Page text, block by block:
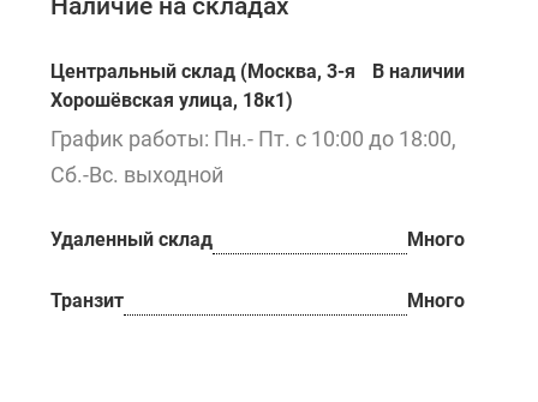
Наличие на складах
Центральный склад (Москва, 3-я
Хорошёвская улица, 18к1)
В наличии
График работы: Пн.- Пт. с 10:00 до 18:00,
Сб.-Вс. выходной
Удаленный склад Много
Транзит Много